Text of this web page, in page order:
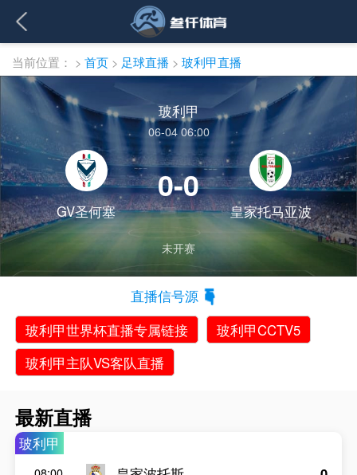
当前位置： > 首页 > 足球直播 > 玻利甲直播
玻利甲
06-04 06:00
GV圣何塞
0-0
皇家托马亚波
未开赛
直播信号源
玻利甲世界杯直播专属链接
玻利甲CCTV5
玻利甲主队VS客队直播
最新直播
玻利甲